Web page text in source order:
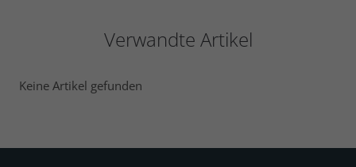
Verwandte Artikel
Keine Artikel gefunden